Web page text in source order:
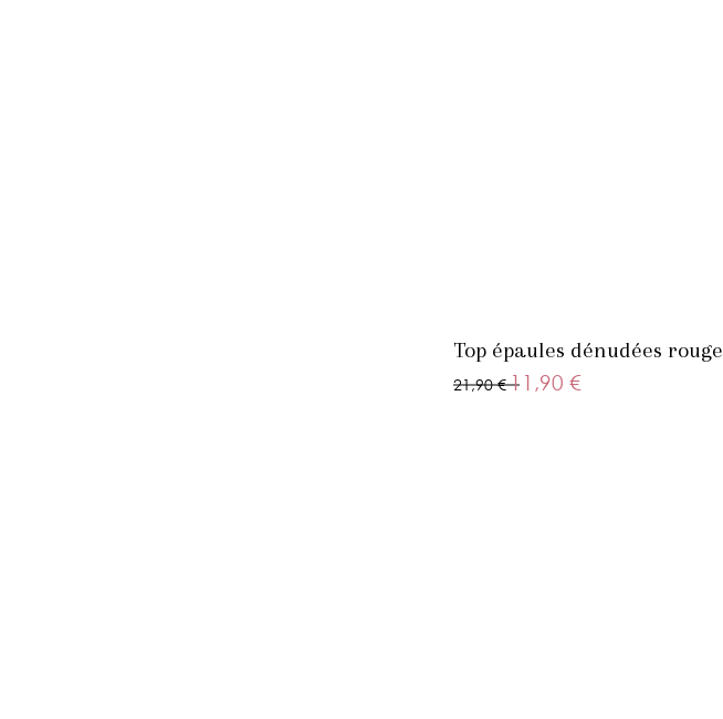
Top épaules dénudées rouge
21,90 €11,90 €